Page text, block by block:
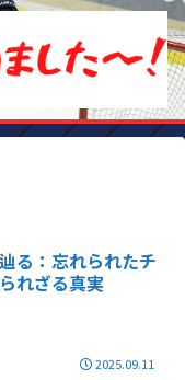
る：忘れられたチ
れざる真実
2025.09.11